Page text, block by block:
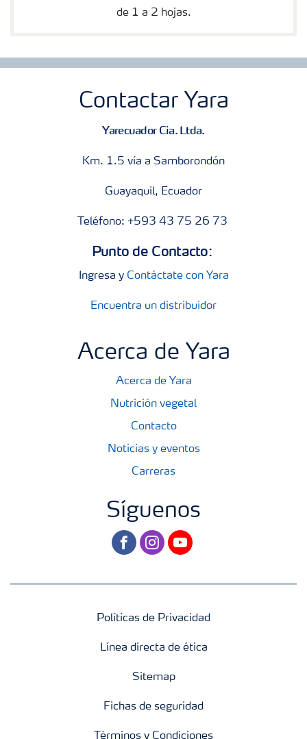
de 1 a 2 hojas.
Contactar Yara
Yarecuador Cia. Ltda.
Km. 1.5 vía a Samborondón
Guayaquil, Ecuador
Teléfono: +593 43 75 26 73
Punto de Contacto:
Ingresa y Contáctate con Yara
Encuentra un distribuidor
Acerca de Yara
Acerca de Yara
Nutrición vegetal
Contacto
Noticias y eventos
Carreras
Síguenos
facebookinstagram
youtube
Políticas de Privacidad
Línea directa de ética
Sitemap
Fichas de seguridad
Términos y Condiciones